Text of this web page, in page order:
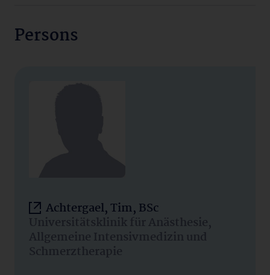
Persons
Achtergael, Tim, BSc
Universitätsklinik für Anästhesie,
Allgemeine Intensivmedizin und
Schmerztherapie